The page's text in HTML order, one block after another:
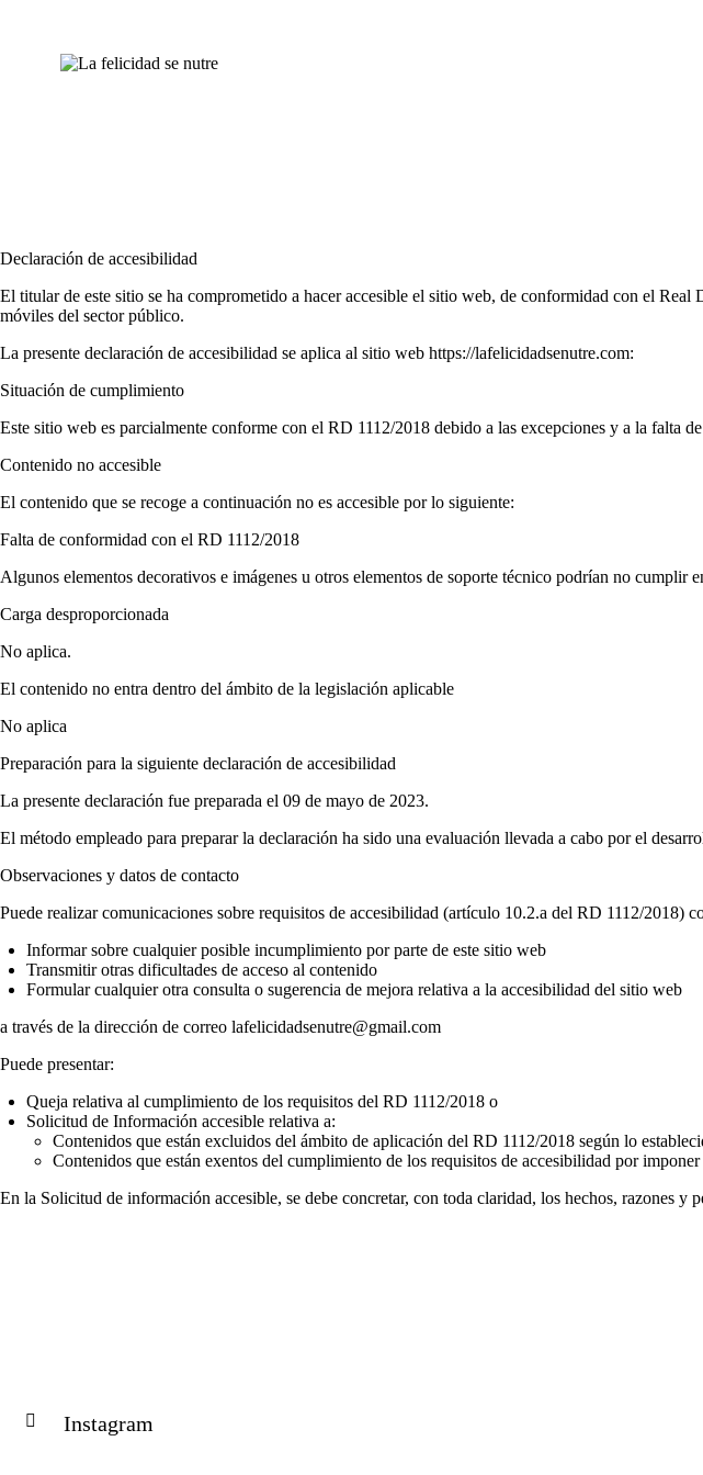
Declaración de accesibilidad
El titular de este sitio se ha comprometido a hacer accesible el sitio web, de conformidad con el Real
móviles del sector público.
La presente declaración de accesibilidad se aplica al sitio web https://lafelicidadsenutre.com:
Situación de cumplimiento
Este sitio web es parcialmente conforme con el RD 1112/2018 debido a las excepciones y a la falta
Contenido no accesible
El contenido que se recoge a continuación no es accesible por lo siguiente:
Falta de conformidad con el RD 1112/2018
Algunos elementos decorativos e imágenes u otros elementos de soporte técnico podrían no cumplir
Carga desproporcionada
No aplica.
El contenido no entra dentro del ámbito de la legislación aplicable
No aplica
Preparación para la siguiente declaración de accesibilidad
La presente declaración fue preparada el 09 de mayo de 2023.
El método empleado para preparar la declaración ha sido una evaluación llevada a cabo por el
Observaciones y datos de contacto
Puede realizar comunicaciones sobre requisitos de accesibilidad (artículo 10.2.a del RD 1112/2018)
Informar sobre cualquier posible incumplimiento por parte de este sitio web
Transmitir otras dificultades de acceso al contenido
Formular cualquier otra consulta o sugerencia de mejora relativa a la accesibilidad del sitio web
a través de la dirección de correo lafelicidadsenutre@gmail.com
Puede presentar:
Queja relativa al cumplimiento de los requisitos del RD 1112/2018 o
Solicitud de Información accesible relativa a:
Contenidos que están excluidos del ámbito de aplicación del RD 1112/2018 según lo
Contenidos que están exentos del cumplimiento de los requisitos de accesibilidad por
En la Solicitud de información accesible, se debe concretar, con toda claridad, los hechos, razones
Instagram